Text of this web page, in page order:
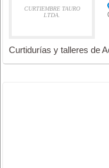
CURTIEMBRE TAURO
LTDA.
Curtidurías y talleres de